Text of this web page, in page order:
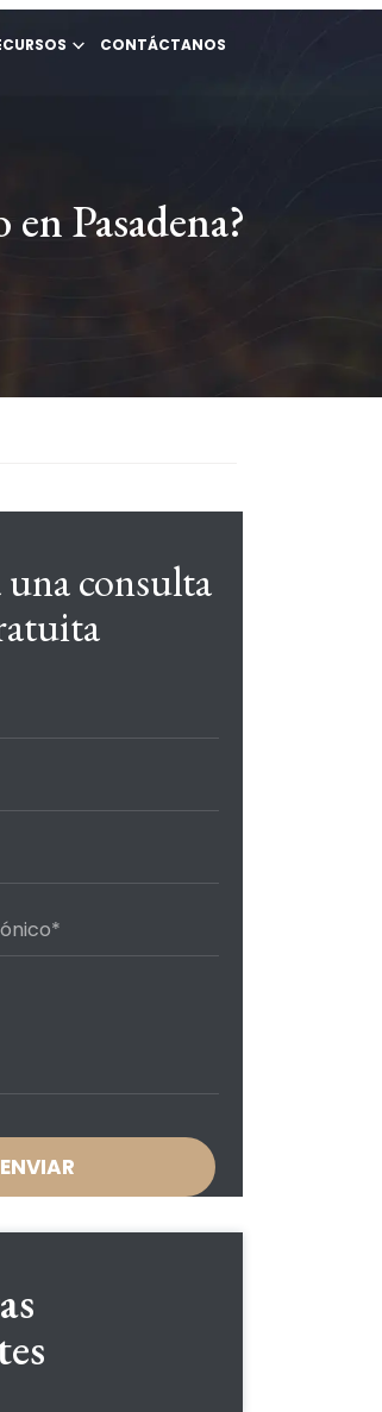
CONTÁCTANOS
Pasadena?
consulta